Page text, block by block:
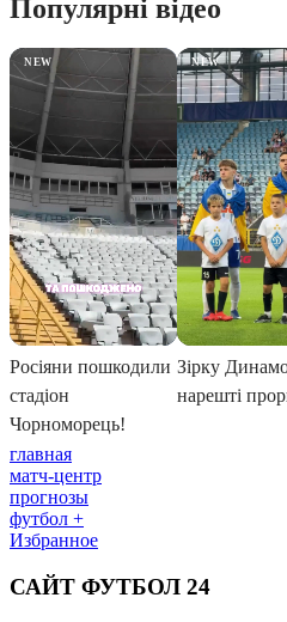
главная
матч-центр
прогнозы
футбол +
Избранное
САЙТ ФУТБОЛ 24